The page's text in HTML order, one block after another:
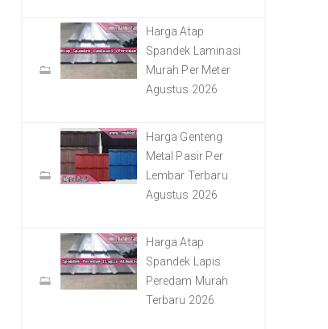
Harga Atap
Spandek Laminasi
Murah Per Meter
Agustus 2026
Harga Genteng
Metal Pasir Per
Lembar Terbaru
Agustus 2026
Harga Atap
Spandek Lapis
Peredam Murah
Terbaru 2026